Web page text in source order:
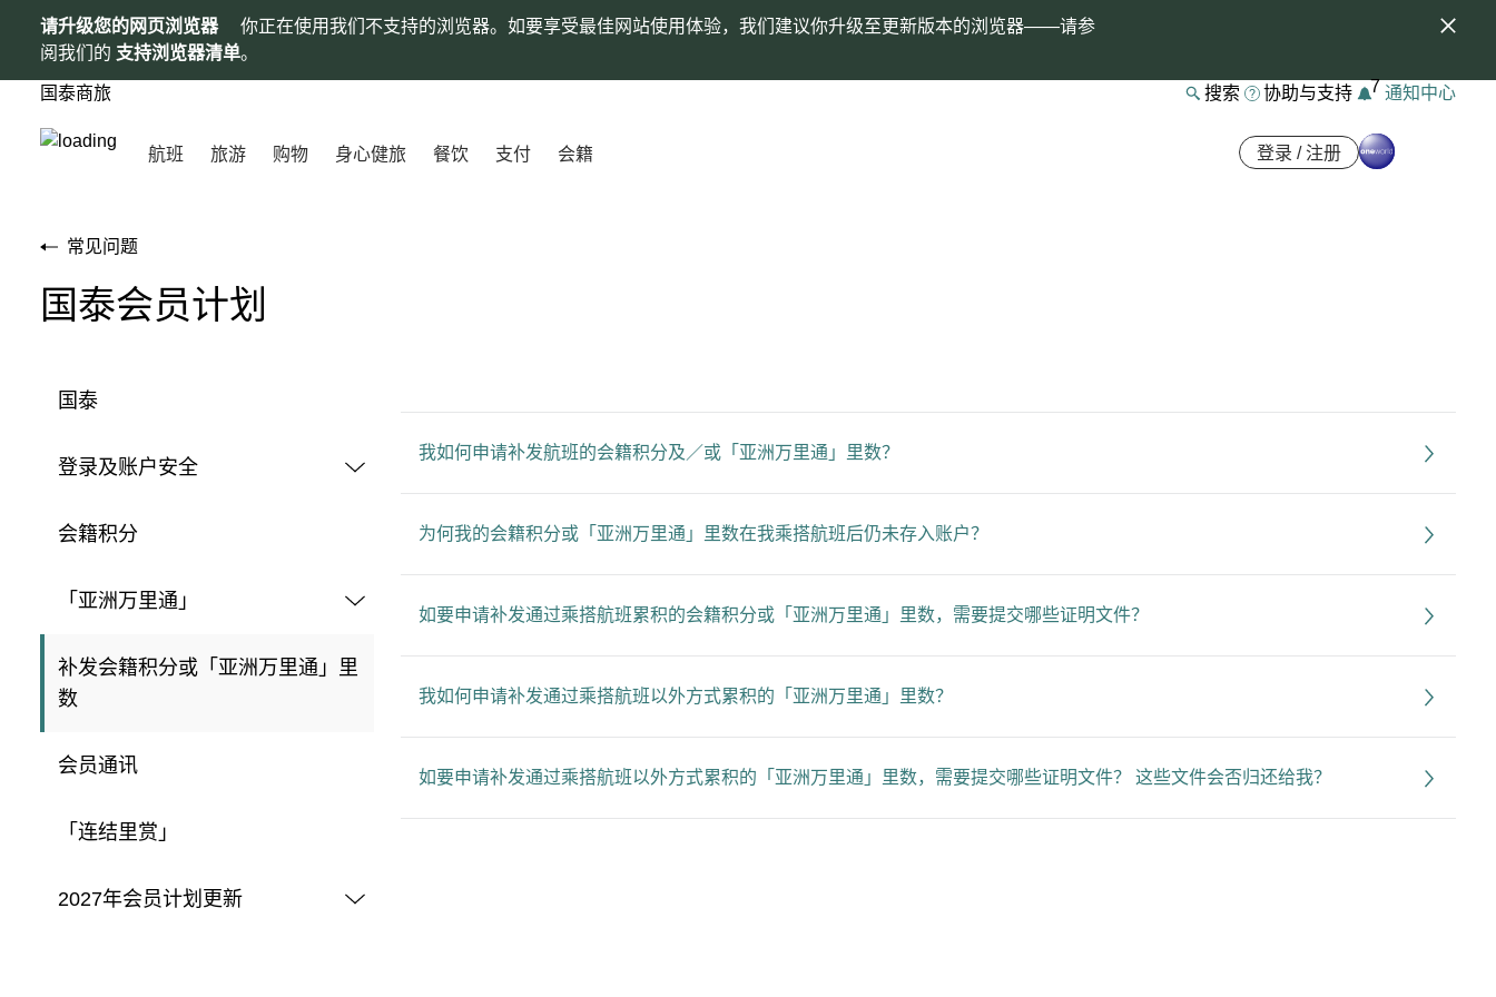
请升级您的网页浏览器
你正在使用我们不支持的浏览器。如要享受最佳网站使用体验，我们建议你升级至更新版本的浏览器——请参
阅我们的 支持浏览器清单。
国泰商旅 搜索 协助与支持 7 通知中心
航班 旅游 购物 身心健旅 餐饮 支付 会籍 登录 / 注册
常见问题
国泰会员计划
国泰
登录及账户安全
会籍积分
「亚洲万里通」
补发会籍积分或「亚洲万里通」里
数
会员通讯
「连结里赏」
2027年会员计划更新
我如何申请补发航班的会籍积分及／或「亚洲万里通」里数？
为何我的会籍积分或「亚洲万里通」里数在我乘搭航班后仍未存入账户？
如要申请补发通过乘搭航班累积的会籍积分或「亚洲万里通」里数，需要提交哪些证明文件？
我如何申请补发通过乘搭航班以外方式累积的「亚洲万里通」里数？
如要申请补发通过乘搭航班以外方式累积的「亚洲万里通」里数，需要提交哪些证明文件？ 这些文件会否归还给我？